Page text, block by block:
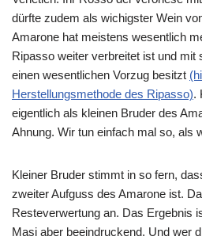
dürfte zudem als wichigster Wein
Amarone hat meistens wesentlich
Ripasso weiter verbreitet ist und mit
einen wesentlichen Vorzug besitzt
Herstellungsmethode des Ripasso).
eigentlich als kleinen Bruder des
Ahnung. Wir tun einfach mal so, als
Kleiner Bruder stimmt in so fern,
zweiter Aufguss des Amarone ist.
Resteverwertung an. Das Ergebnis
Masi aber beeindruckend. Und wer